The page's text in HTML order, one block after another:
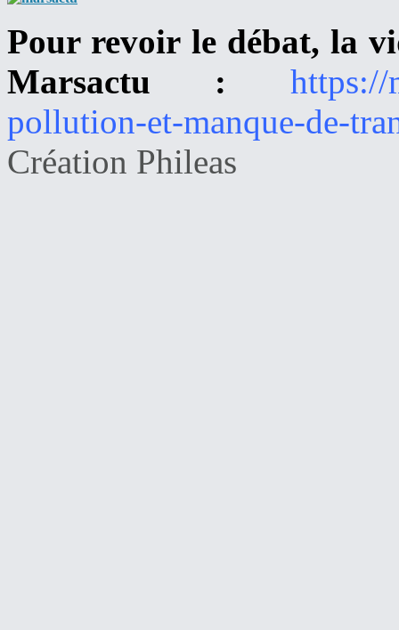
Pour revoir le débat, la
Marsactu : https://
pollution-et-manque-de-
Création Phileas